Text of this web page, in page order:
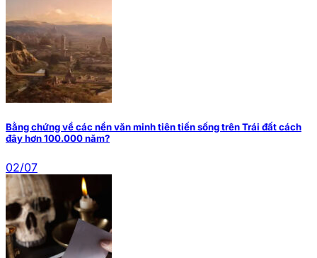
Bằng chứng về các nền văn minh tiên tiến sống trên Trái đất cách
đây hơn 100.000 năm?
02/07